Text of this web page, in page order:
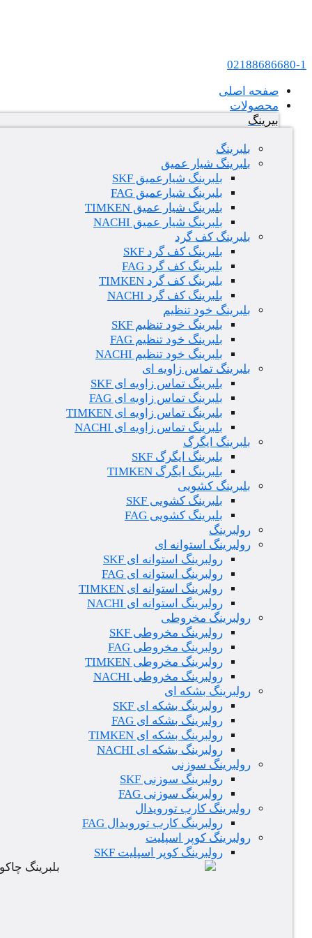
02188686680-1
صفحه اصلی
محصولات
بیرینگ
بلبرینگ
بلبرینگ شیار عمیق
بلبرینگ شیارعمیق SKF
بلبرینگ شیارعمیق FAG
بلبرینگ شیار عمیق TIMKEN
بلبرینگ شیار عمیق NACHI
بلبرینگ کف گرد
بلبرینگ کف گرد SKF
بلبرینگ کف گرد FAG
بلبرینگ کف گرد TIMKEN
بلبرینگ کف گرد NACHI
بلبرینگ خود تنظیم
بلبرینگ خود تنظیم SKF
بلبرینگ خود تنظیم FAG
بلبرینگ خود تنظیم NACHI
بلبرینگ تماس زاویه ای
بلبرینگ تماس زاویه ای SKF
بلبرینگ تماس زاویه ای FAG
بلبرینگ تماس زاویه ای TIMKEN
بلبرینگ تماس زاویه ای NACHI
بلبرینگ ایگرگ
بلبرینگ ایگرگ SKF
بلبرینگ ایگرگ TIMKEN
بلبرینگ کشویی
بلبرینگ کشویی SKF
بلبرینگ کشویی FAG
رولبرینگ
رولبرینگ استوانه ای
رولبرینگ استوانه ای SKF
رولبرینگ استوانه ای FAG
رولبرینگ استوانه ای TIMKEN
رولبرینگ استوانه ای NACHI
رولبرینگ مخروطی
رولبرینگ مخروطی SKF
رولبرینگ مخروطی FAG
رولبرینگ مخروطی TIMKEN
رولبرینگ مخروطی NACHI
رولبرینگ بشکه ای
رولبرینگ بشکه ای SKF
رولبرینگ بشکه ای FAG
رولبرینگ بشکه ای TIMKEN
رولبرینگ بشکه ای NACHI
رولبرینگ سوزنی
رولبرینگ سوزنی SKF
رولبرینگ سوزنی FAG
رولبرینگ کارب تورویدال
رولبرینگ کارب تورویدال FAG
رولبرینگ کوپر اسپلیت
رولبرینگ کوپر اسپلیت SKF